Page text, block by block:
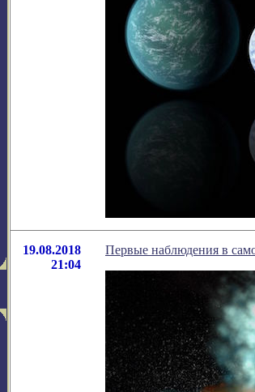
19.08.2018
21:04
Первые наблюдения в